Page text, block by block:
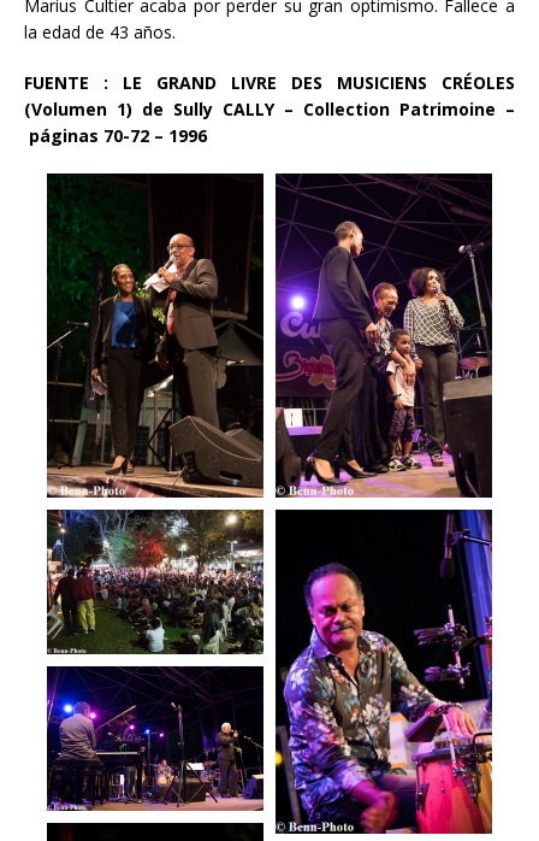
Marius Cultier acaba por perder su gran optimismo. Fallece a
la edad de 43 años.
FUENTE : LE GRAND LIVRE DES MUSICIENS CRÉOLES
(Volumen 1) de Sully CALLY – Collection Patrimoine –
páginas 70-72 – 1996